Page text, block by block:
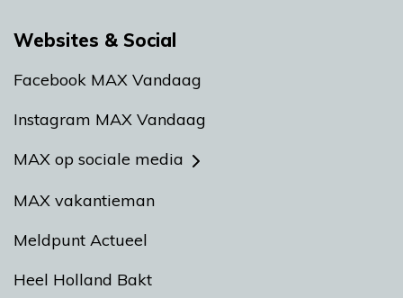
Websites & Social
Facebook MAX Vandaag
Instagram MAX Vandaag
MAX op sociale media
MAX vakantieman
Meldpunt Actueel
Heel Holland Bakt